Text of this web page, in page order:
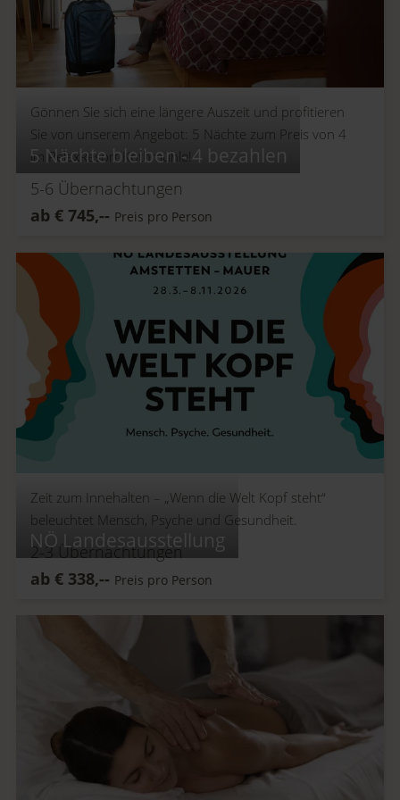
5 Nächte bleiben - 4 bezahlen
Gönnen Sie sich eine längere Auszeit und profitieren
Sie von unserem Angebot: 5 Nächte zum Preis von 4
im RelaxResort Kothmühle!
5-6 Übernachtungen
ab € 745,-- Preis pro Person
NÖ Landesausstellung
Zeit zum Innehalten – „Wenn die Welt Kopf steht“
beleuchtet Mensch, Psyche und Gesundheit.
2-3Übernachtungen
ab € 338,-- Preis pro Person